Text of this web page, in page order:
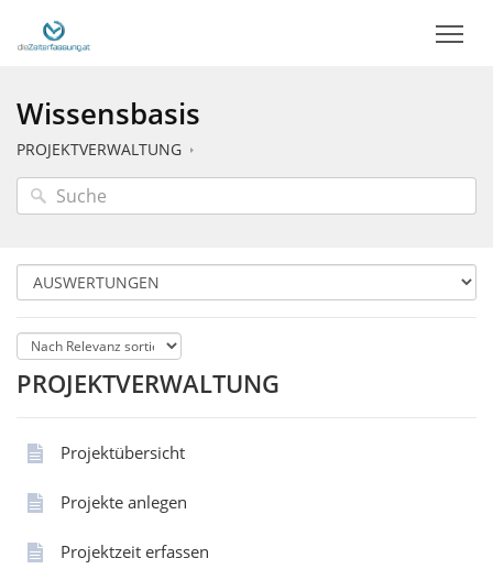
Wissensbasis
PROJEKTVERWALTUNG
PROJEKTVERWALTUNG
Projektübersicht
Projekte anlegen
Projektzeit erfassen